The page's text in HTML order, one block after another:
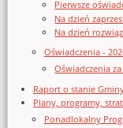
Pierwsze
Na dzień
Na dzień
Oświadczenia -
Oświadczenia
Raport o stanie
Plany, programy,
Ponadlokalny